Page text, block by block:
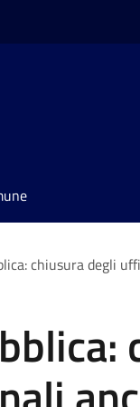
chiusura degli